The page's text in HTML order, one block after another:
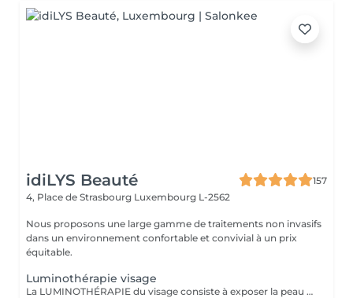
idiLYS Beauté
157
4, Place de Strasbourg Luxembourg L-2562
Nous proposons une large gamme de traitements non invasifs
dans un environnement confortable et convivial à un prix
équitable.
Luminothérapie visage
La LUMINOTHÉRAPIE du visage consiste à exposer la peau à des lumières LED afin de stimuler le renouvellement cellulaire et améliorer l'éclat du teint.